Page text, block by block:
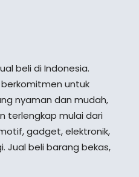
beli di Indonesia.
berkomitmen untuk
nyaman dan mudah,
terlengkap mulai dari
gadget, elektronik,
Jual beli barang bekas,